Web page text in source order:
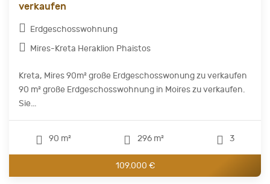
verkaufen
Erdgeschosswohnung
Mires-Kreta Heraklion Phaistos
Kreta, Mires 90m² große Erdgeschosswonung zu verkaufen
90 m² große Erdgeschosswohnung in Moires zu verkaufen.
Sie...
90 m² 296 m² 3
109.000 €